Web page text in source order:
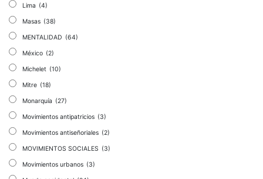
Lima (4)
Masas (38)
MENTALIDAD (64)
México (2)
Michelet (10)
Mitre (18)
Monarquía (27)
Movimientos antipatricios (3)
Movimientos antiseñoriales (2)
MOVIMIENTOS SOCIALES (3)
Movimientos urbanos (3)